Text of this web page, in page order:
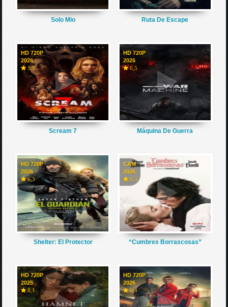
Solo Mio Ruta De Escape
HD 720P
2026
5,9
Scream 7
HD 720P
2026
6,5
Máquina De Guerra
HD 720P
2026
6,3
Shelter: El Protector
CAM
2026
6,3
“Cumbres Borrascosas”
HD 720P
2025
8,1
HD 720P
2026
6,4